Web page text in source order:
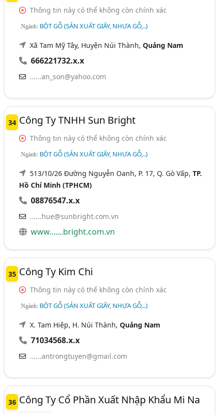
Thông tin này có thể không còn chính xác
Ngành: BỘT GỖ (SẢN XUẤT GIẤY, NHỰA GỖ,..)
Xã Tam Mỹ Tây, Huyện Núi Thành,Quảng Nam
666221732.x.x
......an_son@yahoo.com
34 Công Ty TNHH Sun Bright
Thông tin này có thể không còn chính xác
Ngành: BỘT GỖ (SẢN XUẤT GIẤY, NHỰA GỖ,..)
513/10/26 Đường Nguyễn Oanh, P. 17, Q. Gò Vấp,TP.
Hồ Chí Minh (TPHCM)
08876547.x.x
......hue@sunbright.com.vn
www.......bright.com.vn
35 Công Ty Kim Chi
Thông tin này có thể không còn chính xác
Ngành: BỘT GỖ (SẢN XUẤT GIẤY, NHỰA GỖ,..)
X. Tam Hiệp, H. Núi Thành,Quảng Nam
71034568.x.x
......antrongtuyen@gmail.com
36 Công Ty Cổ Phần Xuất Nhập Khẩu Mi Na